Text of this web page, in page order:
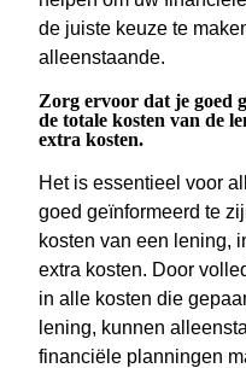
de juiste keuze te
alleenstaande.
Zorg ervoor dat je goed
de totale kosten van de
extra kosten.
Het is essentieel voor
goed geïnformeerd te
kosten van een lening,
extra kosten. Door
in alle kosten die
lening, kunnen
financiële planningen